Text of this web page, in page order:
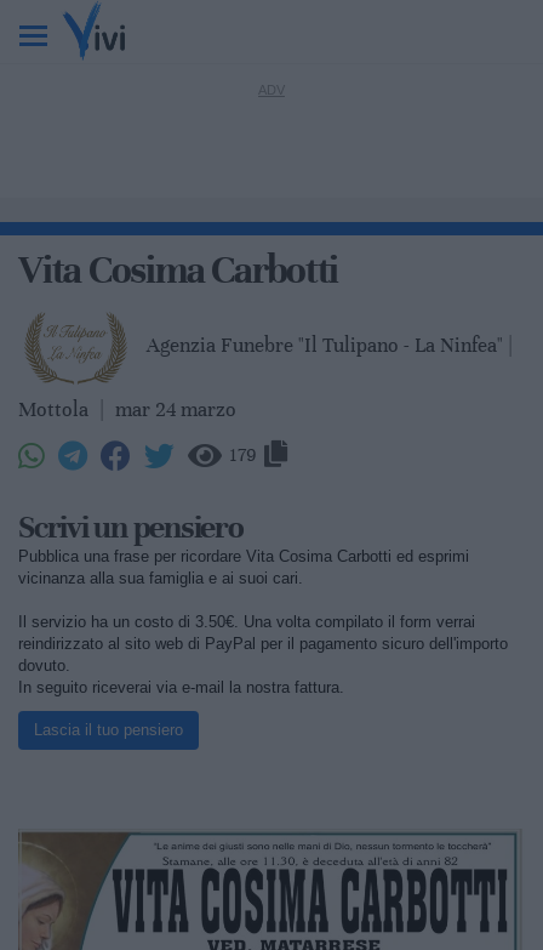
Vita Cosima Carbotti
Agenzia Funebre "Il Tulipano - La Ninfea" |
Mottola mar 24 marzo
179
Scrivi un pensiero
Pubblica una frase per ricordare Vita Cosima Carbotti ed esprimi
vicinanza alla sua famiglia e ai suoi cari.
Il servizio ha un costo di 3.50€. Una volta compilato il form verrai
reindirizzato al sito web di PayPal per il pagamento sicuro dell'importo
dovuto.
In seguito riceverai via e-mail la nostra fattura.
Lascia il tuo pensiero